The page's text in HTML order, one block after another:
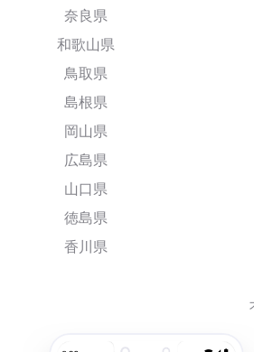
奈良県
和歌山県
鳥取県
島根県
岡山県
広島県
山口県
徳島県
香川県